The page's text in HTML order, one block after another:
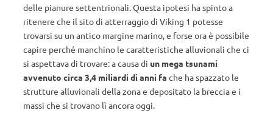
delle pianure settentrionali. Questa ipotesi ha spinto a
ritenere che il sito di atterraggio di Viking 1 potesse
trovarsi su un antico margine marino, e forse ora è possibile
capire perché manchino le caratteristiche alluvionali che ci
si aspettava di trovare: a causa di un mega tsunami
avvenuto circa 3,4 miliardi di anni fa che ha spazzato le
strutture alluvionali della zona e depositato la breccia e i
massi che si trovano lì ancora oggi.